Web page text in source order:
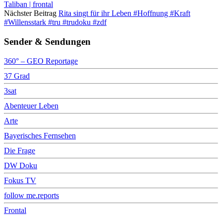
Taliban | frontal
Nächster Beitrag Rita singt für ihr Leben #Hoffnung #Kraft
#Willensstark #tru #trudoku #zdf
Sender & Sendungen
360° – GEO Reportage
37 Grad
3sat
Abenteuer Leben
Arte
Bayerisches Fernsehen
Die Frage
DW Doku
Fokus TV
follow me.reports
Frontal